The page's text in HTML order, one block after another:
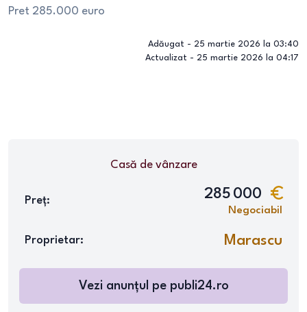
Pret 285.000 euro
Adăugat - 25 martie 2026 la 03:40
Actualizat - 25 martie 2026 la 04:17
Casă de vânzare
Preț: 285 000
Negociabil
Proprietar: Marascu
Vezi anunțul pe publi24.ro